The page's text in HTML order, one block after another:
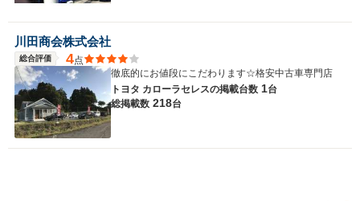
川田商会株式会社
総合評価 4点
徹底的にお値段にこだわります☆格安中古車専門店
トヨタ カローラセレスの掲載台数 1台
総掲載数 218台